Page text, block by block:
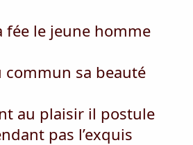
fée le jeune homme
sa beauté
au plaisir il postule
pas l’exquis